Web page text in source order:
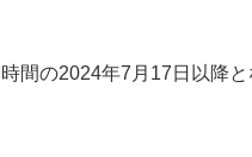
間の2024年7月17日以降